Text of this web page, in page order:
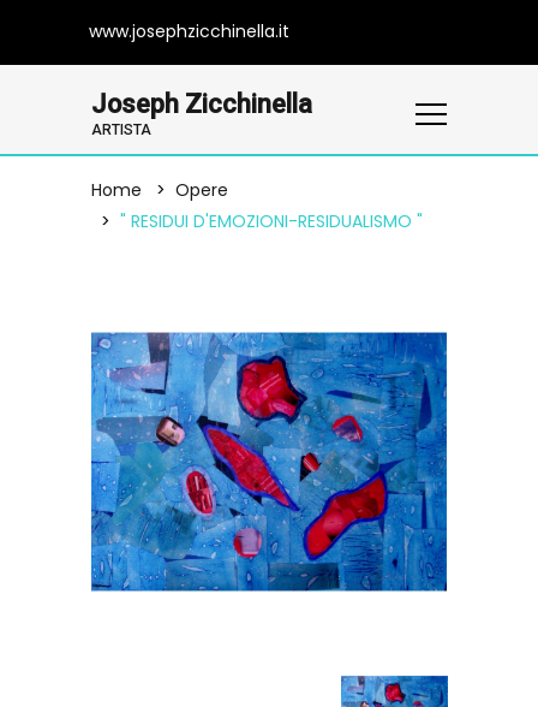
www.josephzicchinella.it
Joseph Zicchinella
ARTISTA
Home
Opere
" RESIDUI D'EMOZIONI-RESIDUALISMO "